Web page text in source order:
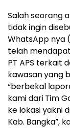
Salah seorang
tidak ingin
WhatsApp nya
telah
PT APS terkait
kawasan yang
“berbekal
kami dari Tim
ke lokasi yakni
Kab. Bangka”,